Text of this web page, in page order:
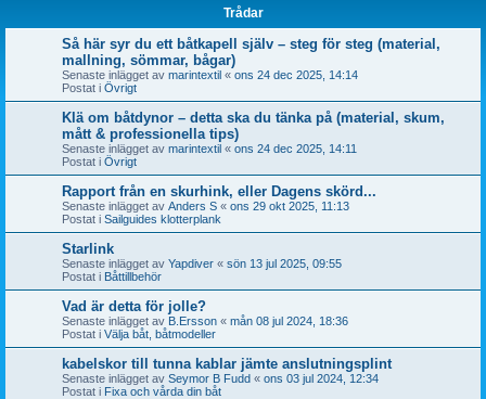
Trådar
Så här syr du ett båtkapell själv – steg för steg (material,
mallning, sömmar, bågar)
Senaste inlägget av marintextil « ons 24 dec 2025, 14:14
Postat i Övrigt
Klä om båtdynor – detta ska du tänka på (material, skum,
mått & professionella tips)
Senaste inlägget av marintextil « ons 24 dec 2025, 14:11
Postat i Övrigt
Rapport från en skurhink, eller Dagens skörd...
Senaste inlägget av Anders S « ons 29 okt 2025, 11:13
Postat i Sailguides klotterplank
Starlink
Senaste inlägget av Yapdiver « sön 13 jul 2025, 09:55
Postat i Båttillbehör
Vad är detta för jolle?
Senaste inlägget av B.Ersson « mån 08 jul 2024, 18:36
Postat i Välja båt, båtmodeller
kabelskor till tunna kablar jämte anslutningsplint
Senaste inlägget av Seymor B Fudd « ons 03 jul 2024, 12:34
Postat i Fixa och vårda din båt